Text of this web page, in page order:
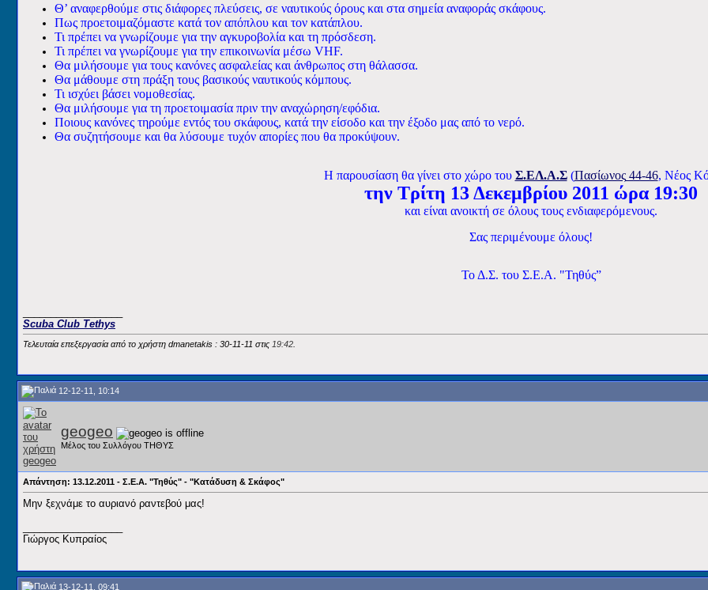
Θ’ αναφερθούμε στις διάφορες πλεύσεις, σε ναυτικούς όρους και στα σημεία αναφοράς σκάφους.
Πως προετοιμαζόμαστε κατά τον απόπλου και τον κατάπλου.
Τι πρέπει να γνωρίζουμε για την αγκυροβολία και τη πρόσδεση.
Τι πρέπει να γνωρίζουμε για την επικοινωνία μέσω VHF.
Θα μιλήσουμε για τους κανόνες ασφαλείας και άνθρωπος στη θάλασσα.
Θα μάθουμε στη πράξη τους βασικούς ναυτικούς κόμπους.
Τι ισχύει βάσει νομοθεσίας.
Θα μιλήσουμε για τη προετοιμασία πριν την αναχώρηση/εφόδια.
Ποιους κανόνες τηρούμε εντός του σκάφους, κατά την είσοδο και την έξοδο μας από το νερό.
Θα συζητήσουμε και θα λύσουμε τυχόν απορίες που θα προκύψουν.
Η παρουσίαση θα γίνει στο χώρο του Σ.ΕΛ.Α.Σ(Πασίωνος44-46, Νέος
την Τρίτη 13 Δεκεμβρίου 2011 ώρα 19:30
και είναι ανοικτή σε όλους τους ενδιαφερόμενους.
Σας περιμένουμε όλους!
Το Δ.Σ. του Σ.Ε.Α. "Τηθύς”
Scuba Club Tethys
Τελευταία επεξεργασία από το χρήστη dmanetakis : 30-11-11 στις 19:42
12-12-11, 10:14
geogeo
Μέλος του Συλλόγου ΤΗΘΥΣ
Απάντηση: 13.12.2011 - Σ.Ε.Α. "Τηθύς" - "Κατάδυση & Σκάφος"
Μην ξεχνάμε το αυριανό ραντεβού μας!
Γιώργος Κυπραίος
13-12-11, 09:41